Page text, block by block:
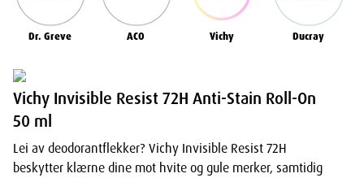
Dr. Greve ACO Vichy Ducray
Vichy Invisible Resist 72H Anti-Stain Roll-On
50 ml
Lei av deodorantflekker? Vichy Invisible Resist 72H
beskytter klærne dine mot hvite og gule merker, samtidig